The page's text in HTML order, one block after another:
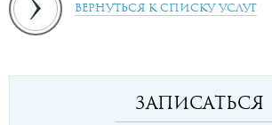
Вернуться к списку услуг
Записаться